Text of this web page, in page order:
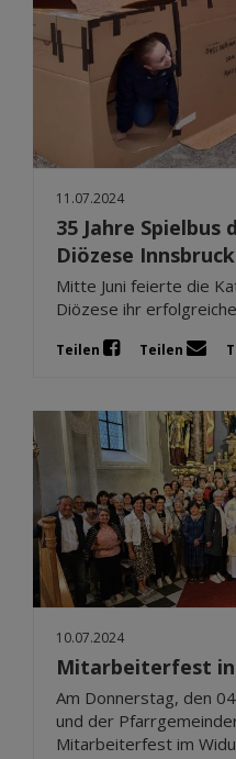
11.07.2024
35 Jahre Spielbus
Diözese Innsbruck
Mitte Juni feierte die
Diözese ihr
Teilen Teilen
10.07.2024
Mitarbeiterfest in
Am Donnerstag, den
und der
Mitarbeiterfest im